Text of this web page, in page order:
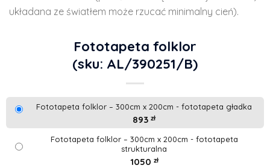
układana ze światłem może rzucać minimalny cień).
Fototapeta folklor
(sku: AL/390251/B)
Fototapeta folklor – 300cm x 200cm - fototapeta gładka
893 zł
Fototapeta folklor – 300cm x 200cm - fototapeta
strukturalna
1050 zł